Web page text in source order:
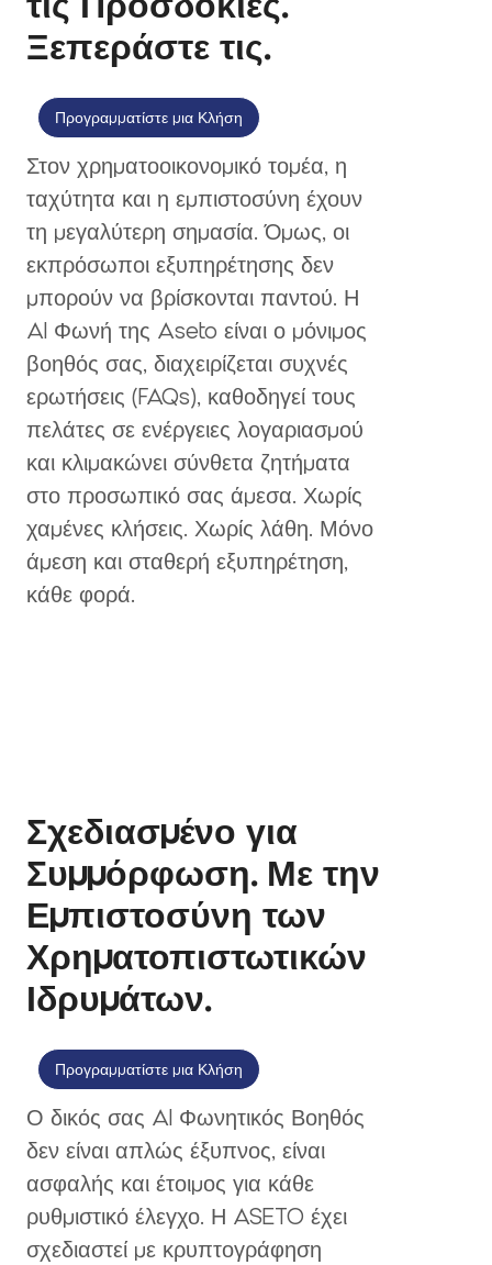
Ξεπεράστε τις.
Προγραμματίστε μια Κλήση
Στον χρηματοοικονομικό τομέα, η
ταχύτητα και η εμπιστοσύνη έχουν
τη μεγαλύτερη σημασία. Όμως, οι
εκπρόσωποι εξυπηρέτησης δεν
μπορούν να βρίσκονται παντού. Η
AI Φωνή της Aseto είναι ο μόνιμος
βοηθός σας, διαχειρίζεται συχνές
ερωτήσεις (FAQs), καθοδηγεί τους
πελάτες σε ενέργειες λογαριασμού
και κλιμακώνει σύνθετα ζητήματα
στο προσωπικό σας άμεσα. Χωρίς
χαμένες κλήσεις. Χωρίς λάθη. Μόνο
άμεση και σταθερή εξυπηρέτηση,
κάθε φορά.
Σχεδιασμένο για
Συμμόρφωση. Με την
Εμπιστοσύνη των
Χρηματοπιστωτικών
Ιδρυμάτων.
Προγραμματίστε μια Κλήση
Ο δικός σας AI Φωνητικός Βοηθός
δεν είναι απλώς έξυπνος, είναι
ασφαλής και έτοιμος για κάθε
ρυθμιστικό έλεγχο. Η ASETO έχει
σχεδιαστεί με κρυπτογράφηση